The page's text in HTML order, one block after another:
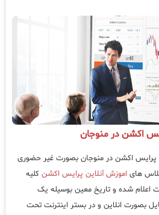
اکشن در منوجان
پرایس اکشن در منوجان بصورت غیر حضوری
های اموزش آنلاین پرایس اکشن کلیه
اعلام شده و تاریخ معین بوسیله یک
بصورت انلاین و در بستر اینترنت تحت